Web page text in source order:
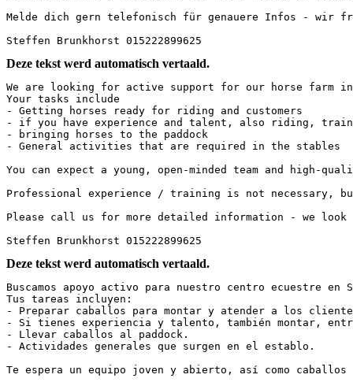
Melde dich gern telefonisch für genauere Infos - wir
Steffen Brunkhorst 015222899625
Deze tekst werd automatisch vertaald.
We are looking for active support for our horse
Your tasks include
- Getting horses ready for riding and customers
- if you have experience and talent, also riding,
- bringing horses to the paddock
- General activities that are required in the stables
You can expect a young, open-minded team and high-
Professional experience / training is not necessary,
Please call us for more detailed information - we look
Steffen Brunkhorst 015222899625
Deze tekst werd automatisch vertaald.
Buscamos apoyo activo para nuestro centro ecuestre
Tus tareas incluyen:
- Preparar caballos para montar y atender a los
- Si tienes experiencia y talento, también montar,
- Llevar caballos al paddock.
- Actividades generales que surgen en el establo.
Te espera un equipo joven y abierto, así como